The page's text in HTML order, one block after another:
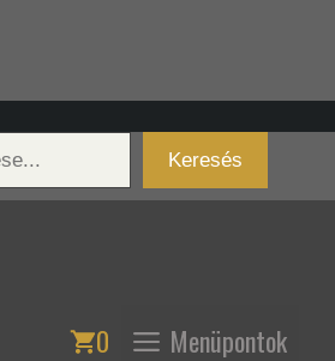
Keresés
0 Menüpontok